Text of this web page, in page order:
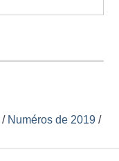
/ Numéros de 2019 /